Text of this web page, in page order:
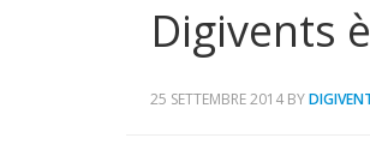
Digivents
25 SETTEMBRE 2014 BY